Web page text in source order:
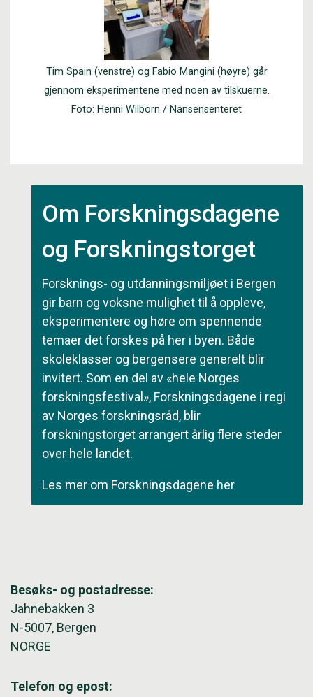
Tim Spain (venstre) og Fabio Mangini (høyre) går
gjennom eksperimentene med noen av tilskuerne.
Foto: Henni Wilborn / Nansensenteret
Om Forskningsdagene
og Forskningstorget
Forsknings- og utdanningsmiljøet i Bergen
gir barn og voksne mulighet til å oppleve,
eksperimentere og høre om spennende
temaer det forskes på her i byen. Både
skoleklasser og bergensere generelt blir
invitert. Som en del av «hele Norges
forskningsfestival», Forskningsdagene i regi
av Norges forskningsråd, blir
forskningstorget arrangert årlig flere steder
over hele landet.
Les mer om Forskningsdagene her
Besøks- og postadresse:
Jahnebakken 3
N-5007, Bergen
NORGE
Telefon og epost: